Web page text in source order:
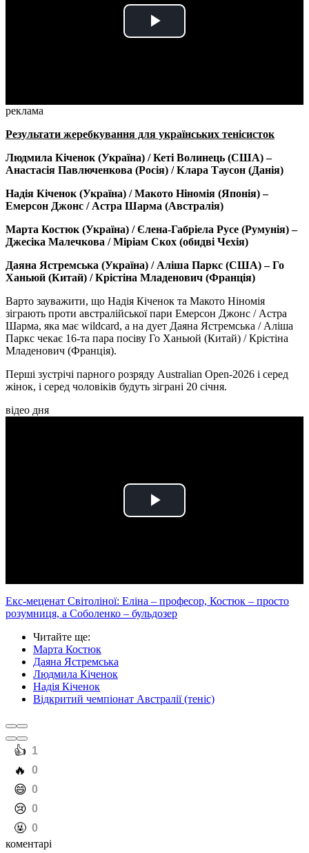
Play
реклама
Результати жеребкування для українських тенісисток
Людмила Кіченок (Україна) / Кеті Волинець (США) –
Анастасія Павлюченкова (Росія) / Клара Таусон (Данія)
Надія Кіченок (Україна) / Макото Ніномія (Японія) –
Емерсон Джонс / Астра Шарма (Австралія)
Марта Костюк (Україна) / Єлена-Габріела Русе (Румунія) –
Джесіка Малечкова / Міріам Скох (обидві Чехія)
Даяна Ястремська (Україна) / Аліша Паркс (США) – Го
Ханьюй (Китай) / Крістіна Младенович (Франція)
Варто зауважити, що Надія Кіченок та Макото Ніномія
зіграють проти австралійської пари Емерсон Джонс / Астра
Шарма, яка має wildcard, а на дует Даяна Ястремська / Аліша
Паркс чекає 16-та пара посіву Го Ханьюй (Китай) / Крістіна
Младенович (Франція).
Перші зустрічі парного розряду Australian Open-2026 і серед
жінок, і серед чоловіків будуть зіграні 20 січня.
відео дня
Play
Екс-меценат Світоліної: Еліна – професор, Костюк – просто
розумниця, а Соболенко – бульдозер
Читайте ще:
Марта Костюк
Даяна Ястремська
Людмила Кіченок
Надія Кіченок
Відкритий чемпіонат Австралії (теніс)
️👍 1
️🔥 0
️😄 0
️😢 0
️🤬 0
коментарі